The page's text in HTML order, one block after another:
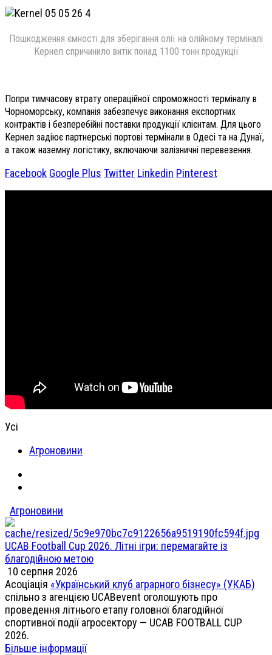
Пошкодження ємності для зберігання олії на олійному терміналі
Кернел спричинило витік понад 1100 тонн продукції
Попри тимчасову втрату операційної спроможності терміналу в
Чорноморську, компанія забезпечує виконання експортних
контрактів і безперебійні поставки продукції клієнтам. Для цього
Кернел задіює партнерські портові термінали в Одесі та на Дунаї,
а також наземну логістику, включаючи залізничні перевезення.
Facebook Google Plus Twitter Linkedin Pinterest
Усі
Агроновини
Агроновини
UCAB Football Cup 2026. Літні ігри: перемагайте із
благодійною метою
10 серпня 2026
Асоціація «Український клуб аграрного бізнесу» (УКАБ)
спільно з агенцією UCABevent оголошують про
проведення літнього етапу головної благодійної
спортивної події агросектору — UCAB FOOTBALL CUP
2026.
Більше інформації